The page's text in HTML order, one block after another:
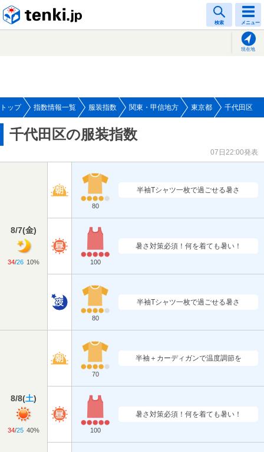
検索 メニュー
現在地
トップ 指数情報一覧 服装指数 関東・甲信地方 東京都 千代田区
千代田区の服装指数
07日22:00発表
8/7(金)
34/26 10%
80
半袖Tシャツ一枚で過ごせる暑さ
100
暑さ対策必須！何を着ても暑い！
80
半袖Tシャツ一枚で過ごせる暑さ
8/8(土)
34/25 40%
70
半袖＋カーディガンで温度調節を
100
暑さ対策必須！何を着ても暑い！